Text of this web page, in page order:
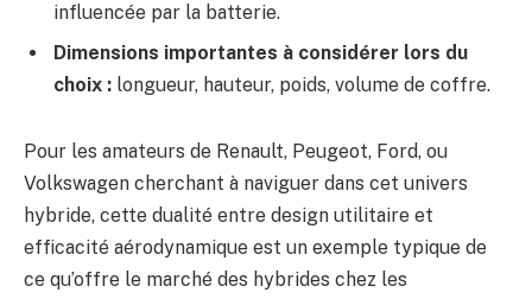
influencée par la batterie.
Dimensions importantes à considérer lors du
choix : longueur, hauteur, poids, volume de coffre.
Pour les amateurs de Renault, Peugeot, Ford, ou
Volkswagen cherchant à naviguer dans cet univers
hybride, cette dualité entre design utilitaire et
efficacité aérodynamique est un exemple typique de
ce qu’offre le marché des hybrides chez les